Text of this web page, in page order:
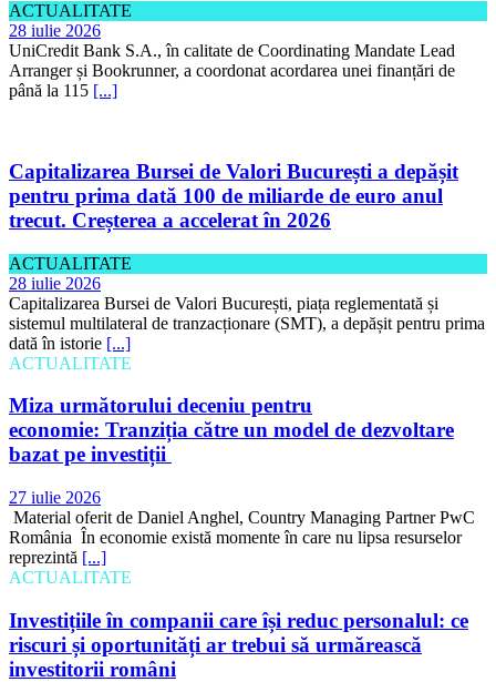
ACTUALITATE
28 iulie 2026
UniCredit Bank S.A., în calitate de Coordinating Mandate Lead
Arranger și Bookrunner, a coordonat acordarea unei finanțări de
până la 115 [...]
Capitalizarea Bursei de Valori București a depășit
pentru prima dată 100 de miliarde de euro anul
trecut. Creșterea a accelerat în 2026
ACTUALITATE
28 iulie 2026
Capitalizarea Bursei de Valori București, piața reglementată și
sistemul multilateral de tranzacționare (SMT), a depășit pentru prima
dată în istorie [...]
ACTUALITATE
Miza următorului deceniu pentru
economie: Tranziția către un model de dezvoltare
bazat pe investiții
27 iulie 2026
Material oferit de Daniel Anghel, Country Managing Partner PwC
România În economie există momente în care nu lipsa resurselor
reprezintă [...]
ACTUALITATE
Investițiile în companii care își reduc personalul: ce
riscuri și oportunități ar trebui să urmărească
investitorii români